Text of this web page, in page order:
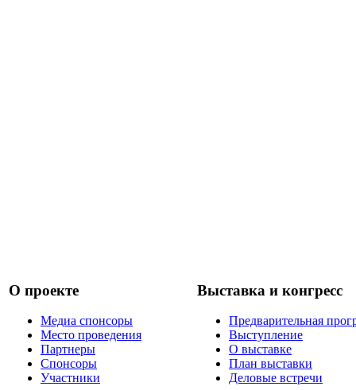
О проекте
Медиа спонсоры
Место проведения
Партнеры
Спонсоры
Участники
Выставка и конгресс
Предварительная
Выступление
О выставке
План выставки
Деловые встречи